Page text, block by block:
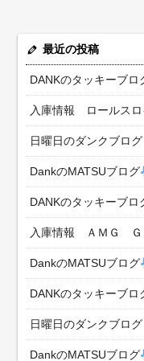
最近の投稿
DANKのタッキーブ
入庫情報 ロールス
日曜日のダンクブ
DankのMATSUブログ
DANKのタッキーブロ
入庫情報 ＡＭＧ Ｇ
DankのMATSUブログ
DANKのタッキーブロ
日曜日のダンクブロ
DankのMATSUブログ